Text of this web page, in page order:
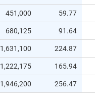
451,000 59.77
680,125 91.64
1,631,100 224.87
1,222,175 165.94
1,946,200 256.47